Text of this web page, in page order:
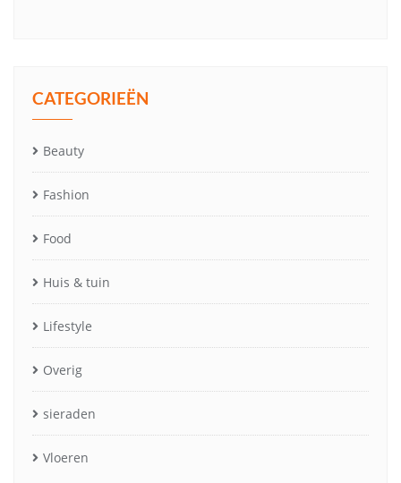
CATEGORIEËN
Beauty
Fashion
Food
Huis & tuin
Lifestyle
Overig
sieraden
Vloeren